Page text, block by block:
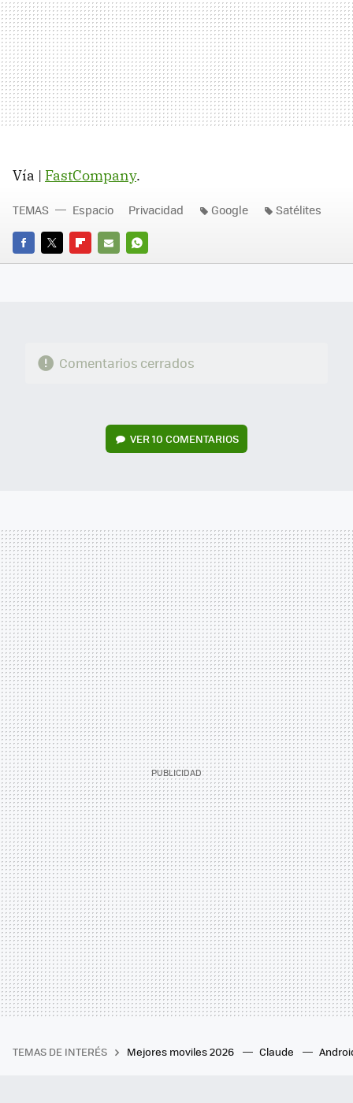
Vía | FastCompany.
FACEBOOK
TWITTERFLIPBOARD
E-
WHATSAPP
TEMAS Espacio Privacidad Google Satélites
Comentarios cerrados
VER10 COMENTARIOS
TEMAS DE INTERÉS Mejores moviles 2026 Claude